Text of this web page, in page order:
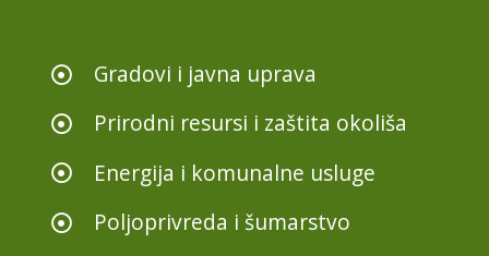
Gradovi i javna uprava
Prirodni resursi i zaštita okoliša
Energija i komunalne usluge
Poljoprivreda i šumarstvo